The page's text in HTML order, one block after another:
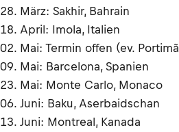
28. März: Sakhir, Bahrain
18. April: Imola, Italien
02. Mai: Termin offen (ev.
09. Mai: Barcelona, Spanien
23. Mai: Monte Carlo, Monaco
06. Juni: Baku, Aserbaidschan
13. Juni: Montreal, Kanada